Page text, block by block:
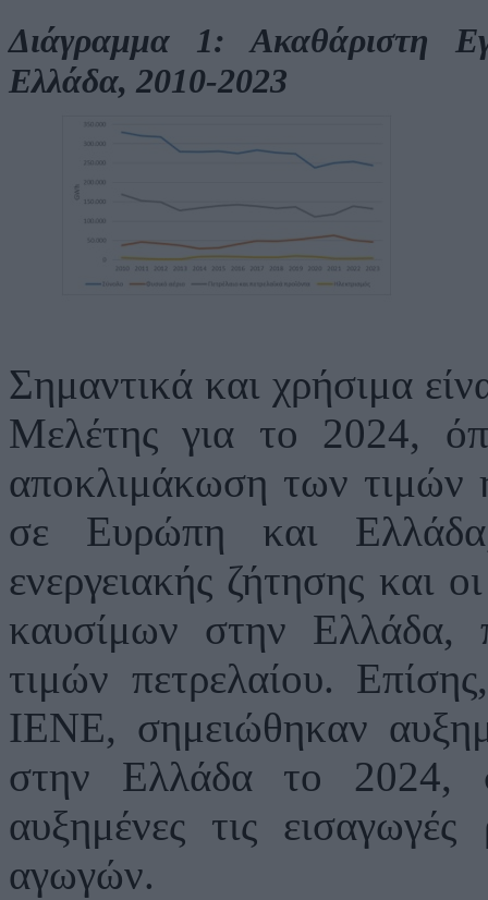
Διάγραμμα 1: Ακαθάριστη
Ελλάδα, 2010-2023
Σημαντικά και χρήσιμα
Μελέτης για το 2024,
αποκλιμάκωση των τιμών
σε Ευρώπη και
ενεργειακής ζήτησης και
καυσίμων στην Ελλάδα,
τιμών πετρελαίου.
ΙΕΝΕ, σημειώθηκαν
στην Ελλάδα το 2024,
αυξημένες τις
αγωγών.